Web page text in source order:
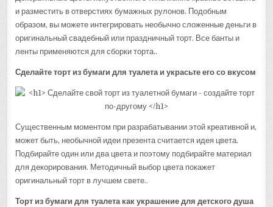
и разместить в отверстиях бумажных рулонов. Подобным
образом, вы можете интегрировать необычно сложенные деньги в
оригинальный свадебный или праздничный торт. Все банты и
ленты применяются для сборки торта..
Сделайте торт из бумаги для туалета и украсьте его со вкусом
Существенным моментом при разрабатывании этой креативной и,
может быть, необычной идеи презента считается идея цвета.
Подбирайте один или два цвета и поэтому подбирайте материал
для декорирования. Методичный выбор цвета покажет
оригинальный торт в лучшем свете..
Торт из бумаги для туалета как украшение для детского душа